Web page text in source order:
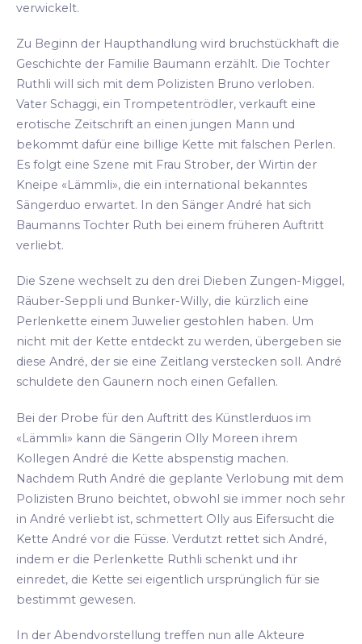
verwickelt.
Zu Beginn der Haupthandlung wird bruchstückhaft die
Geschichte der Familie Baumann erzählt. Die Tochter
Ruthli will sich mit dem Polizisten Bruno verloben.
Vater Schaggi, ein Trompetentrödler, verkauft eine
erotische Zeitschrift an einen jungen Mann und
bekommt dafür eine billige Kette mit falschen Perlen.
Es folgt eine Szene mit Frau Strober, der Wirtin der
Kneipe «Lämmli», die ein international bekanntes
Sängerduo erwartet. In den Sänger André hat sich
Baumanns Tochter Ruth bei einem früheren Auftritt
verliebt.
Die Szene wechselt zu den drei Dieben Zungen-Miggel,
Räuber-Seppli und Bunker-Willy, die kürzlich eine
Perlenkette einem Juwelier gestohlen haben. Um
nicht mit der Kette entdeckt zu werden, übergeben sie
diese André, der sie eine Zeitlang verstecken soll. André
schuldete den Gaunern noch einen Gefallen.
Bei der Probe für den Auftritt des Künstlerduos im
«Lämmli» kann die Sängerin Olly Moreen ihrem
Kollegen André die Kette abspenstig machen.
Nachdem Ruth André die geplante Verlobung mit dem
Polizisten Bruno beichtet, obwohl sie immer noch sehr
in André verliebt ist, schmettert Olly aus Eifersucht die
Kette André vor die Füsse. Verdutzt rettet sich André,
indem er die Perlenkette Ruthli schenkt und ihr
einredet, die Kette sei eigentlich ursprünglich für sie
bestimmt gewesen.
In der Abendvorstellung treffen nun alle Akteure